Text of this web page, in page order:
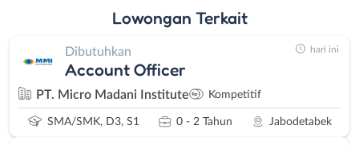
Lowongan Terkait
Dibutuhkan
Account Officer
PT. Micro Madani Institute Kompetitif
SMA/SMK, D3, S1 0 - 2 Tahun Jabodetabek
hari ini